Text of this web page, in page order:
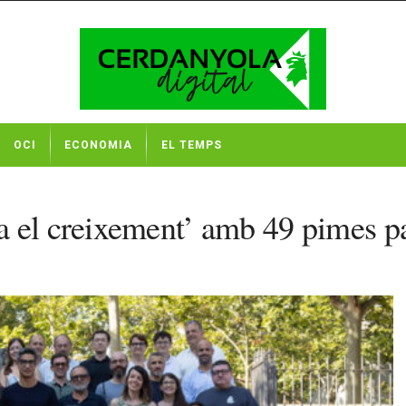
OCI ECONOMIA EL TEMPS
el creixement’ amb 49 pimes